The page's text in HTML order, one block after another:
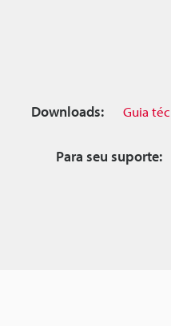
Downloads: Guia
Para seu suporte: